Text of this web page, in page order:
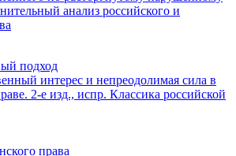
анализ российского и
подход
права